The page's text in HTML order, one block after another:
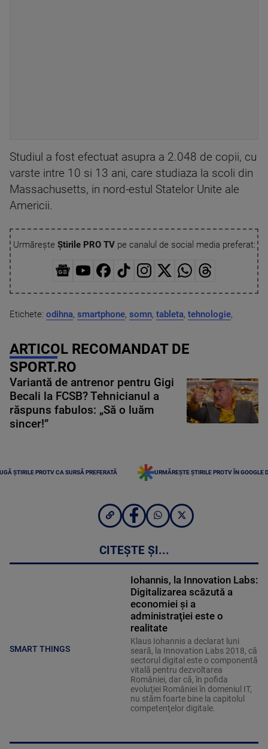
Studiul a fost efectuat asupra a 2.048 de copii, cu
varste intre 10 si 13 ani, care studiaza la scoli din
Massachusetts, in nord-estul Statelor Unite ale
Americii.
Urmărește Știrile PRO TVpe canalul de social media preferat:
Etichete: odihna, smartphone, somn, tableta, tehnologie,
ARTICOL RECOMANDAT DE
SPORT.RO
Variantă de antrenor pentru Gigi
Becali la FCSB? Tehnicianul a
răspuns fabulos: „Să o luăm
sincer!”
ȘTIRILE PROTV CA SURSĂ PREFERATĂ URMĂREȘTE ȘTIRILE PROTV ÎN GOOGLE
CITEȘTE ȘI...
SMART THINGS
Iohannis, la Innovation Labs:
Digitalizarea scăzută a
economiei şi a
administraţiei este o
realitate
Klaus Iohannis a declarat luni
seară, la Innovation Labs 2018, că
sectorul digital este o componentă
vitală pentru dezvoltarea
României, dar că, în pofida
evoluţiei României în domeniul IT,
nu stăm foarte bine la capitolul
competenţelor digitale.